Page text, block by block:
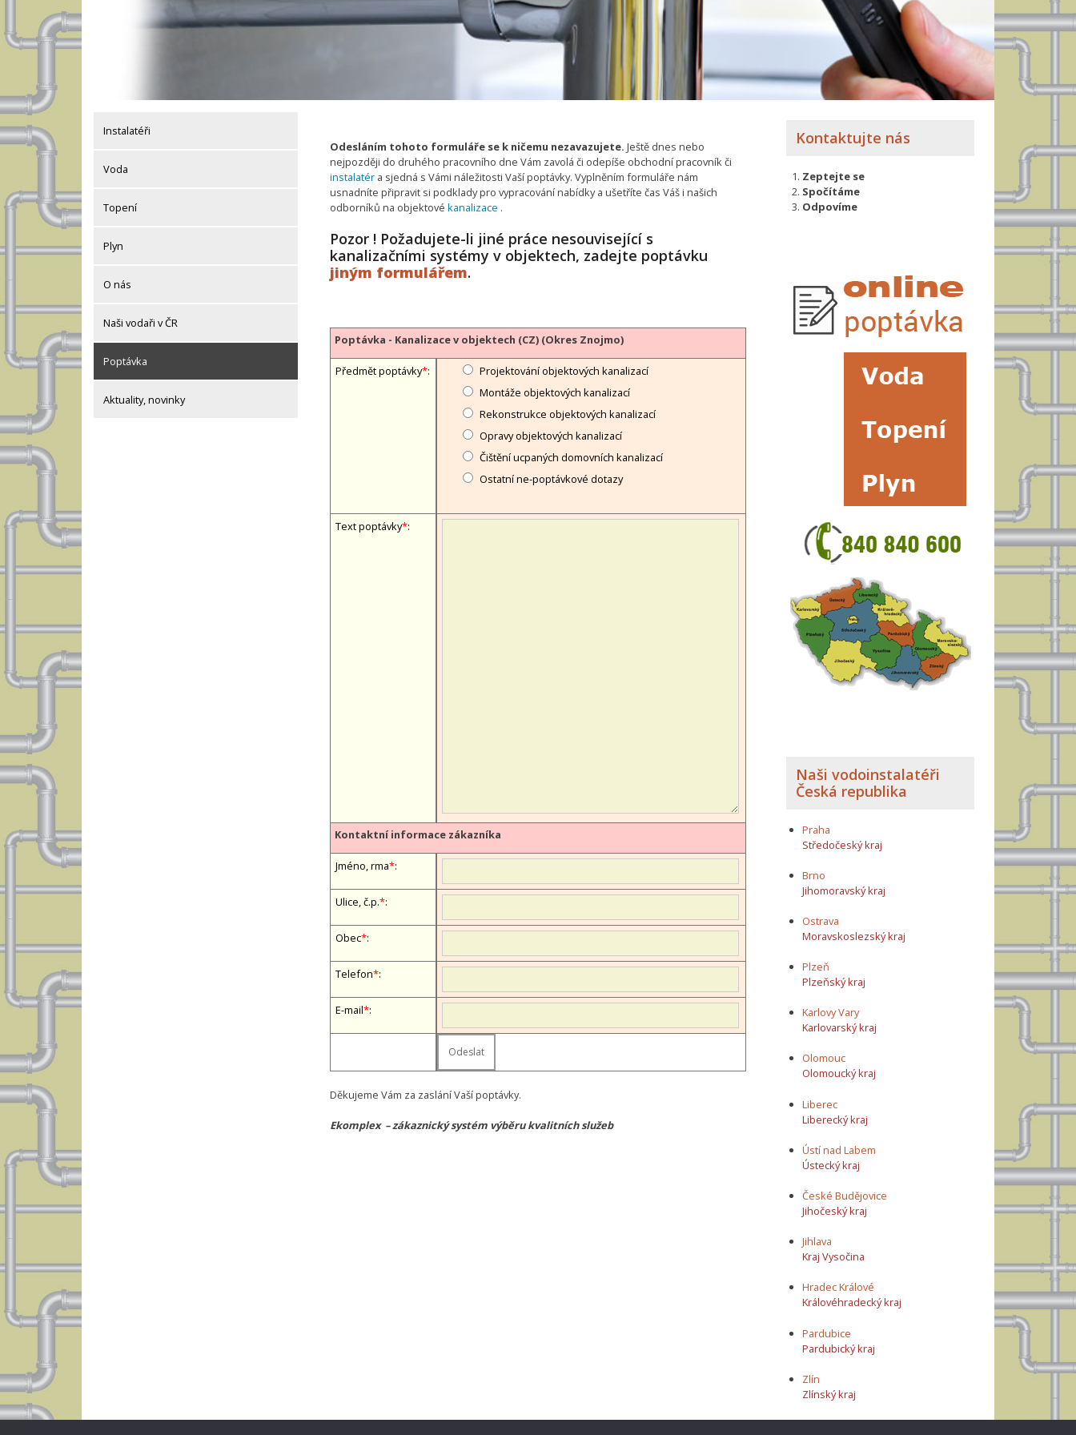
Instalatéři
Voda
Topení
Plyn
O nás
Naši vodaři v ČR
Poptávka
Aktuality, novinky
Odesláním tohoto formuláře se k ničemu nezavazujete. Ještě dnes nebo
nejpozději do druhého pracovního dne Vám zavolá či odepíše obchodní pracovník či
instalatér a sjedná s Vámi náležitosti Vaší poptávky. Vyplněním formuláře nám
usnadníte připravit si podklady pro vypracování nabídky a ušetříte čas Váš i našich
odborníků na objektové kanalizace .
Pozor ! Požadujete-li jiné práce nesouvisející s
kanalizačními systémy v objektech, zadejte poptávku
jiným formulářem.
Poptávka - Kanalizace v objektech (CZ) (Okres Znojmo)
Předmět poptávky*:
Projektování objektových kanalizací
Montáže objektových kanalizací
Rekonstrukce objektových kanalizací
Opravy objektových kanalizací
Čištění ucpaných domovních kanalizací
Ostatní ne-poptávkové dotazy
Text poptávky*:
Kontaktní informace zákazníka
Jméno, firma*:
Ulice, č.p.*:
Obec*:
Telefon*:
E-mail*:
Děkujeme Vám za zaslání Vaší poptávky.
Ekomplex – zákaznický systém výběru kvalitních služeb
Kontaktujte nás
Zeptejte se
Spočítáme
Odpovíme
Naši vodoinstalatéři
Česká republika
Praha
Středočeský kraj
Brno
Jihomoravský kraj
Ostrava
Moravskoslezský kraj
Plzeň
Plzeňský kraj
Karlovy Vary
Karlovarský kraj
Olomouc
Olomoucký kraj
Liberec
Liberecký kraj
Ústí nad Labem
Ústecký kraj
České Budějovice
Jihočeský kraj
Jihlava
Kraj Vysočina
Hradec Králové
Královéhradecký kraj
Pardubice
Pardubický kraj
Zlín
Zlínský kraj